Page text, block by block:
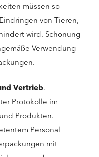
müssen so
von Tieren,
wird. Schonung
Verwendung
Vertrieb.
Protokolle im
Produkten.
Personal
mit